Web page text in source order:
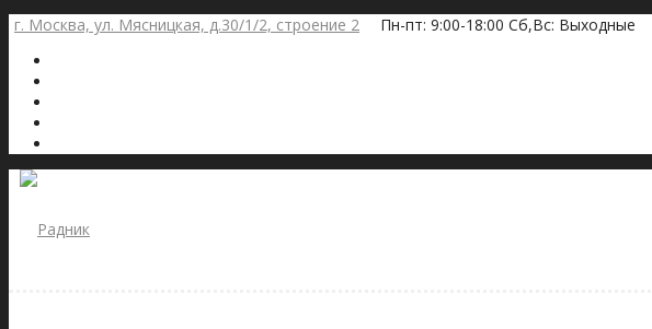
г. Москва, ул. Мясницкая, д.30/1/2, строение 2
Пн-пт: 9:00-18:00 Сб,Вс: Выходные